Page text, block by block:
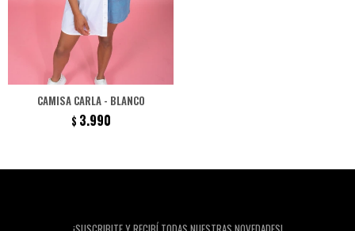
CAMISA CARLA - BLANCO
$ 3.990